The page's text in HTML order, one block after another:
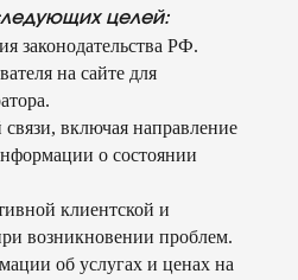
целей:
законодательства РФ.
на сайте для
включая направление
о состоянии
клиентской и
возникновении проблем.
об услугах и ценах на